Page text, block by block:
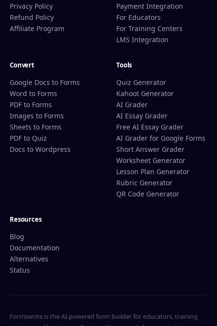
Privacy Policy
Refund Policy
Affiliate Program
Payment Integration
For Educators
For Training Centers
LMS Integration
Convert
Google Docs to Forms
Word to Forms
PDF to Forms
Images to Forms
Sheets to Forms
PDF to Quiz
Docs to Wordpress
Tools
Quiz Generator
Kahoot Generator
AI Grader
AI Essay Grader
Free AI Essay Grader
AI Grader for Google Forms
Short Answer Grader
Worksheet Generator
Lesson Plan Generator
Rubric Generator
QR Code Generator
Resources
Blog
Documentation
Alternatives
Status
Formswrite is the AI-powered form builder for educators, training